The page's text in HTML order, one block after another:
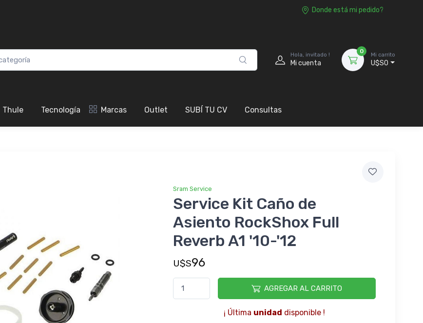
Donde está mi pedido?
Hola, invitado !
Mi cuenta
0
Mi carrito
U$S0
Thule Tecnología Marcas Outlet SUBÍ TU CV Consultas
Sram Service
Service Kit Caño de
Asiento RockShox Full
Reverb A1 '10-'12
U$S96
AGREGAR AL CARRITO
¡ Última unidad disponible !